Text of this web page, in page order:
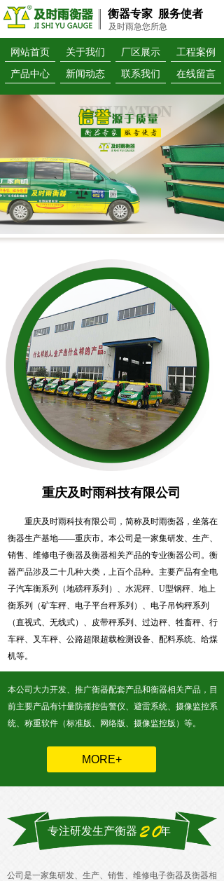
及时雨急您所急
衡器专家 服务使者
网站首页 关于我们 厂区展示
工程案例
产品中心
新闻动态 联系我们 在线留言
重庆及时雨科技有限公司，简称及时雨衡器，坐落在
衡器生产基地——重庆市。本公司是一家集研发、生产、
销售、维修电子衡器及衡器相关产品的专业衡器公司。衡
器产品涉及二十几种大类，上百个品种。主要产品有全电
子汽车衡系列（地磅秤系列）、水泥秤、U型钢秤、地上
衡系列（矿车秤、电子平台秤系列）、电子吊钩秤系列
（直视式、无线式）、皮带秤系列、过边秤、牲畜秤、行
车秤、叉车秤、公路超限超载检测设备、配料系统、给煤
机等。
本公司大力开发、推广衡器配套产品和衡器相关产品，目
前主要产品有计量防摇控告警仪、避雷系统、摄像监控系
统、称重软件（标准版、网络版、摄像监控版）等。
重庆及时雨科技有限公司
MORE+
公司是一家集研发、生产、销售、维修电子衡器及衡器相
专注研发生产衡器 年